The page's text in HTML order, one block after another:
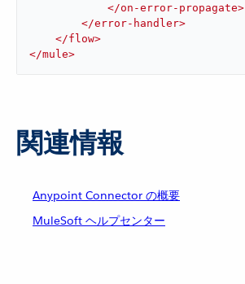
</on-error-propagate>
</error-handler>
</flow>
</mule>
関連情報
Anypoint Connector の概要
MuleSoft ヘルプセンター